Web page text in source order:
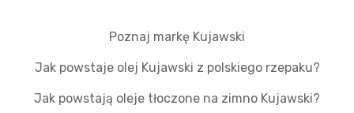
Poznaj markę Kujawski
Jak powstaje olej Kujawski z polskiego rzepaku?
Jak powstają oleje tłoczone na zimno Kujawski?